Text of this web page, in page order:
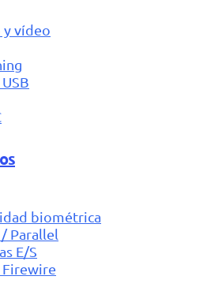
y vídeo
biométrica
Parallel
E/S
Firewire